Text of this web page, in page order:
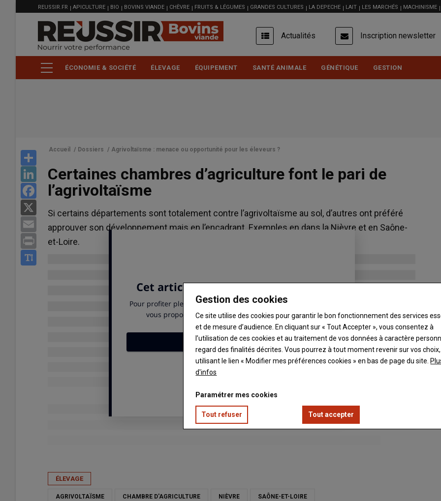
MENU
FILIÈRE
REUSSIR.FR APICULTURE BIO BOVINS VIANDE CHÈVRE FRUITS & LÉGUMES GRANDES CULTURES LA DEPECHE LAIT LES MARCHÉS MACHINISME
USER
ACCOUNT
MENU
Actualités Inscription newsletter
ÉCONOMIE & SOCIÉTÉ ÉLEVAGE ÉQUIPEMENT SANTÉ ANIMALE GÉNÉTIQUE GESTION
LinkedIn
Facebook
Email
Print
Accueil / Dossiers / Agrivoltaïsme : menace ou opportunité pour les éleveurs ?
Certaines chambres d’agriculture font le pari de
l’agrivoltaïsme
Si certains départements sont totalement contre l’agrivoltaïsme au sol, d’autres ont préféré
approuver son développement mais en l’encadrant. Exemples en dans la Nièvre et en Saône-
et-Loire.
ÉLEVAGE
AGRIVOLTAÏSME CHAMBRE D'AGRICULTURE NIÈVRE SAÔNE-ET-LOIRE
Gestion des cookies
Ce site utilise des cookies pour garantir le bon fonctionnement des services
et de mesure d’audience. En cliquant sur « Tout Accepter », vous consentez à
l’utilisation de ces cookies et au traitement de vos données à caractère
regard des finalités décrites. Vous pourrez à tout moment revenir sur vos
utilisant le lien « Modifier mes préférences cookies » en bas de page du site.
d'infos
Paramétrer mes cookies
Tout refuser Tout accepter